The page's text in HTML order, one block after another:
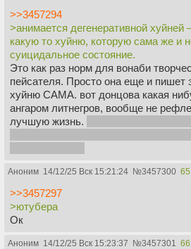
>>3457294
>анимается дегенеративной хуйней
какую то хуйню, которую сама же и
суицидальное состояние.
Это как раз норм для вонаби
пейсателя. Просто она еще и пишет
хуйню САМА. вот донцова какая
ангаром литнегров, вообще не
лучшую жизнь.
Аноним 14/12/25 Вск 15:21:24 №3457300 65
>>3457297
>ютубера
Ок
Аноним 14/12/25 Вск 15:23:37 №3457301 66